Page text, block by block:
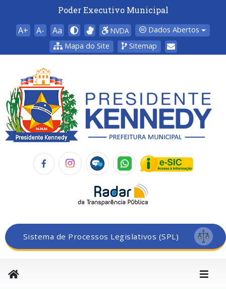
Poder Executivo Municipal
A+ A- Aa NVDA
Dados Abertos
Mapa do Site
Sitemap
Sistema de Processos Legislativos (SPL)